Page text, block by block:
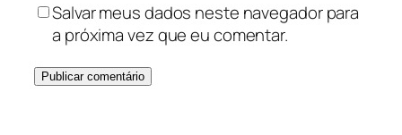
Salvar meus dados neste navegador para
a próxima vez que eu comentar.